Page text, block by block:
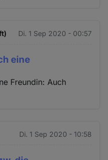
Di. 1 Sep 2020 - 00:57
eine
Freundin: Auch
Di. 1 Sep 2020 - 10:58